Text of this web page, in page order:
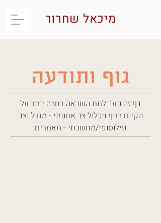
מיכאל שחרור
גוף ותודעה
דף זה נועד לתת השראה רחבה יותר על
הקיום בגוף ויכלול צד אמנותי - מחול וצד
פילוסופי/מחשבתי - מאמרים